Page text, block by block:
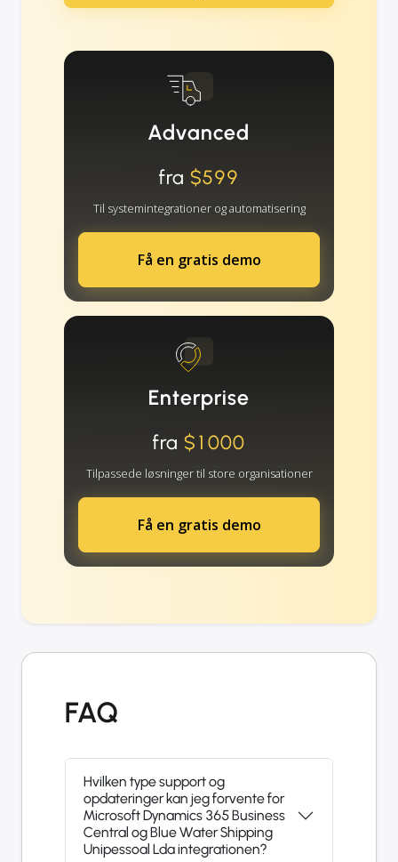
Advanced
fra $599
Til systemintegrationer og automatisering
Få en gratis demo
Enterprise
fra $1000
Tilpassede løsninger til store organisationer
Få en gratis demo
FAQ
Hvilken type support og
opdateringer kan jeg forvente for
Microsoft Dynamics 365 Business
Central og Blue Water Shipping
Unipessoal Lda integrationen?